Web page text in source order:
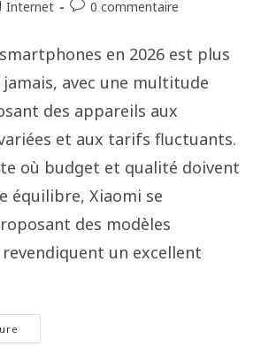
Internet 0 commentaire
en 2026 est plus
avec une multitude
des appareils aux
et aux tarifs fluctuants.
où budget et qualité doivent
équilibre, Xiaomi se
des modèles
un excellent